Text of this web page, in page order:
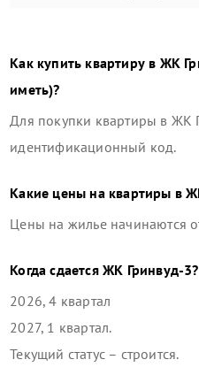
Как купить квартиру в ЖК
иметь)?
Для покупки квартиры в ЖК
идентификационный код.
Какие цены на квартиры в
Цены на жилье начинаются
Когда сдаетсяЖК Гринвуд-3?
2026, 4 квартал
2027, 1 квартал.
Текущий статус – строится.